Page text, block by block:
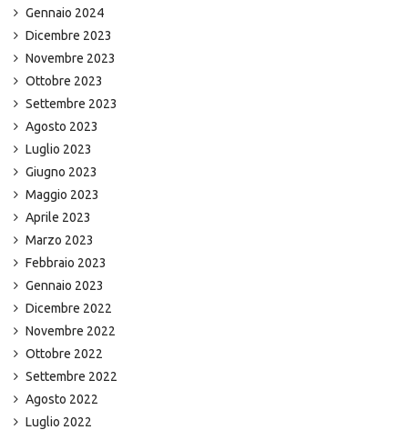
Gennaio 2024
Dicembre 2023
Novembre 2023
Ottobre 2023
Settembre 2023
Agosto 2023
Luglio 2023
Giugno 2023
Maggio 2023
Aprile 2023
Marzo 2023
Febbraio 2023
Gennaio 2023
Dicembre 2022
Novembre 2022
Ottobre 2022
Settembre 2022
Agosto 2022
Luglio 2022